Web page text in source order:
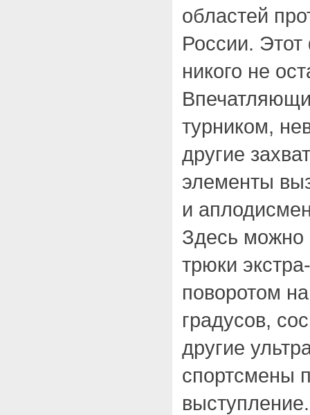
областей
России. Этот
никого не
турником,
другие
элементы
и
Здесь можно
трюки
поворотом
градусов,
другие
спортсмены